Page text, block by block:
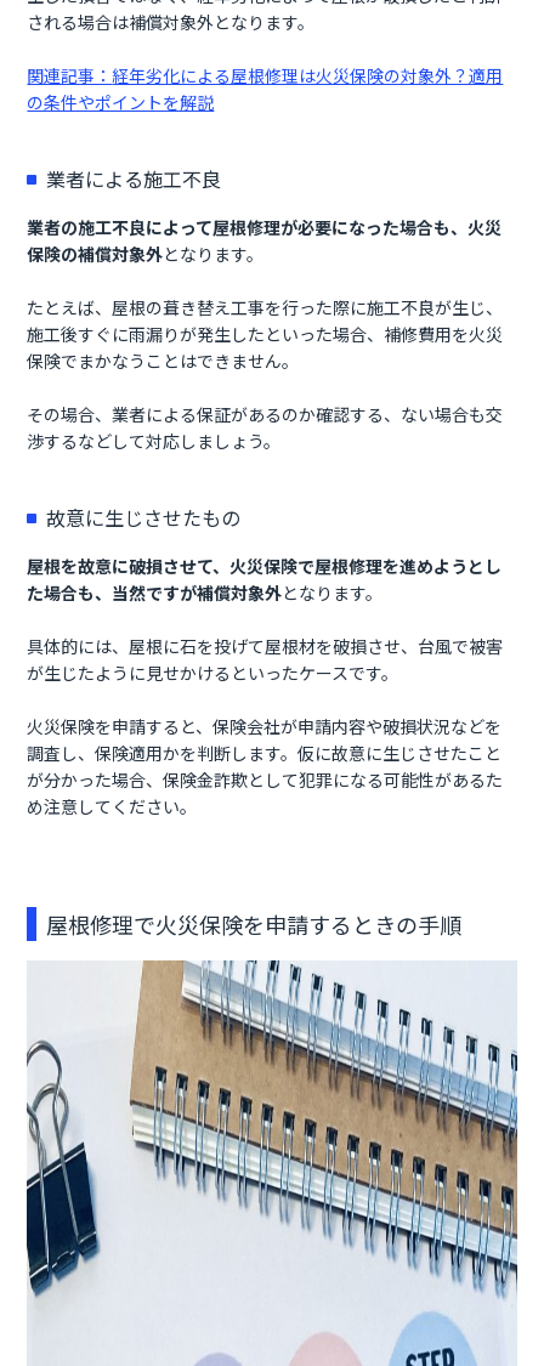
される場合は補償対象外となります。
関連記事：経年劣化による屋根修理は火災保険の対象外？適用
の条件やポイントを解説
業者による施工不良
業者の施工不良によって屋根修理が必要になった場合も、火災
保険の補償対象外となります。
たとえば、屋根の葺き替え工事を行った際に施工不良が生じ、
施工後すぐに雨漏りが発生したといった場合、補修費用を火災
保険でまかなうことはできません。
その場合、業者による保証があるのか確認する、ない場合も交
渉するなどして対応しましょう。
故意に生じさせたもの
屋根を故意に破損させて、火災保険で屋根修理を進めようとし
た場合も、当然ですが補償対象外となります。
具体的には、屋根に石を投げて屋根材を破損させ、台風で被害
が生じたように見せかけるといったケースです。
火災保険を申請すると、保険会社が申請内容や破損状況などを
調査し、保険適用かを判断します。仮に故意に生じさせたこと
が分かった場合、保険金詐欺として犯罪になる可能性があるた
め注意してください。
屋根修理で火災保険を申請するときの手順